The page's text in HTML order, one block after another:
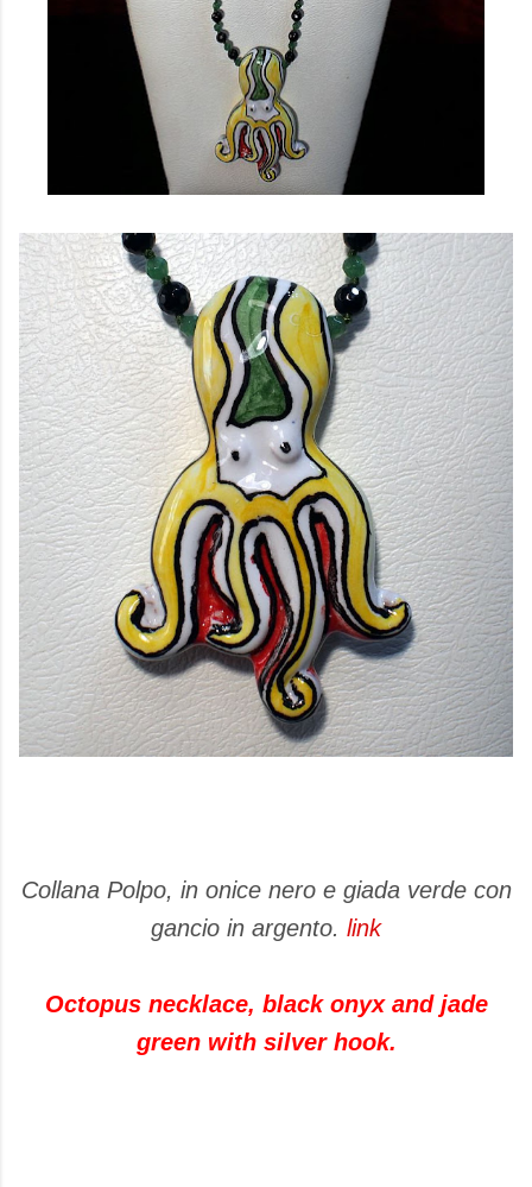
Collana Polpo, in onice nero e giada verde con
gancio in argento. link
Octopus necklace, black onyx and jade
green with silver hook.